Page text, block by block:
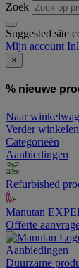
Zoek
Suggested site
Mijn account
×
% nieuwe
Naar
Verder winkelen
Categorieën
Aanbiedingen
Refurbished
Manutan
Offerte
Aanbiedingen
Duurzame